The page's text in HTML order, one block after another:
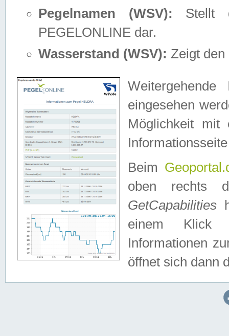
Pegelnamen (WSV): Stellt
PEGELONLINE dar.
Wasserstand (WSV): Zeigt den
eingesehen
Möglichkeit mit
Beim
oben rechts
GetCapabilities
einem Klick
Informationen
öffnet sich dann